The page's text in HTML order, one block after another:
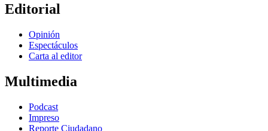
Editorial
Opinión
Espectáculos
Carta al editor
Multimedia
Podcast
Impreso
Reporte Ciudadano